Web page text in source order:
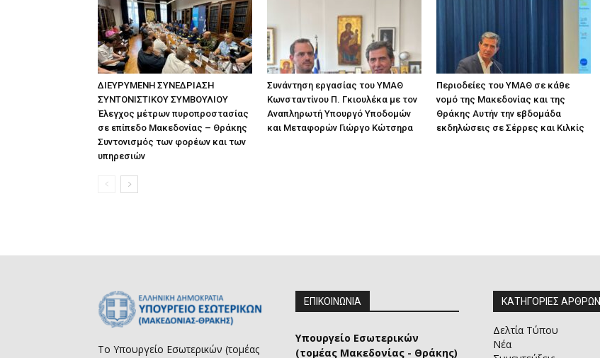
ΔΙΕΥΡΥΜΕΝΗ ΣΥΝΕΔΡΙΑΣΗ
ΣΥΝΤΟΝΙΣΤΙΚΟΥ ΣΥΜΒΟΥΛΙΟΥ
Έλεγχος μέτρων πυροπροστασίας
σε επίπεδο Μακεδονίας – Θράκης
Συντονισμός των φορέων και των
υπηρεσιών
Συνάντηση εργασίας του ΥΜΑΘ
Κωνσταντίνου Π. Γκιουλέκα με τον
Αναπληρωτή Υπουργό Υποδομών
και Μεταφορών Γιώργο Κώτσηρα
Περιοδείες του ΥΜΑΘ σε κάθε
νομό της Μακεδονίας και της
Θράκης Αυτήν την εβδομάδα
εκδηλώσεις σε Σέρρες και Κιλκίς
Το Υπουργείο Εσωτερικών (τομέας
ΕΠΙΚΟΙΝΩΝΙΑ
Υπουργείο Εσωτερικών
(τομέας Μακεδονίας - Θράκης)
ΚΑΤΗΓΟΡΙΕΣ ΑΡΘΡΩΝ
Δελτία Τύπου
Νέα